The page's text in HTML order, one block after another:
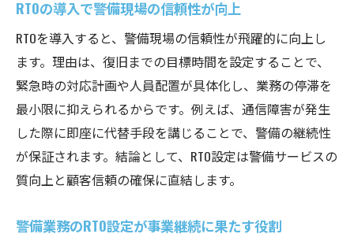
警備で重視すべきRTOとRPOの実践ポイント
災害時の警備RTO設定で押さえるべき点
災害発生時に警備RTOを適切に設定する方法
警備業務のRTO設定で重要な災害対策
警備現場で災害時RTOを決める際の注意点
災害時に強い警備体制を支えるRTOの秘訣
警備における災害時RTO設定の実践的視点
警備業務のRTO決定プロセスとポイント
RTOの導入で警備現場の信頼性が向上
RTOを導入すると、警備現場の信頼性が飛躍的に向上し
ます。理由は、復旧までの目標時間を設定することで、
緊急時の対応計画や人員配置が具体化し、業務の停滞を
最小限に抑えられるからです。例えば、通信障害が発生
した際に即座に代替手段を講じることで、警備の継続性
が保証されます。結論として、RTO設定は警備サービスの
質向上と顧客信頼の確保に直結します。
警備業務のRTO設定が事業継続に果たす役割